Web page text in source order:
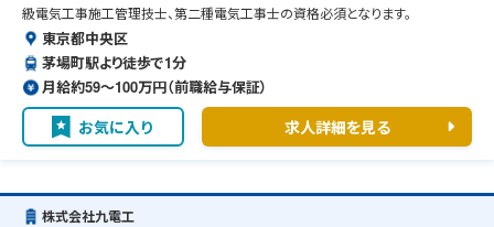
級電気工事施工管理技士、第二種電気工事士の資格必須となります。
東京都中央区
茅場町駅より徒歩で1分
月給約59〜100万円（前職給与保証）
お気に入り 求人詳細を見る
株式会社九電工